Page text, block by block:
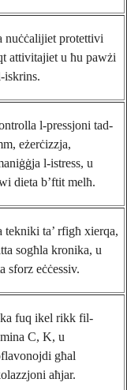
nuċċalijiet protettivi
attivitajiet u ħu pawżi
iskrins.
l-pressjoni tad-
eżerċizzja,
l-istress, u
dieta b’ftit melħ.
tekniki ta’ rfigħ xierqa,
sogħla kronika, u
sforz eċċessiv.
fuq ikel rikk fil-
C, K, u
għal
aħjar.